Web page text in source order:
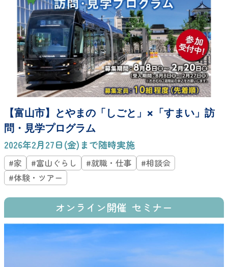
【富山市】とやまの「しごと」×「すまい」訪
問・見学プログラム
2026年2月27日(金)まで随時実施
#家 #富山ぐらし #就職・仕事
#相談会
#体験・ツアー
オンライン開催 セミナー